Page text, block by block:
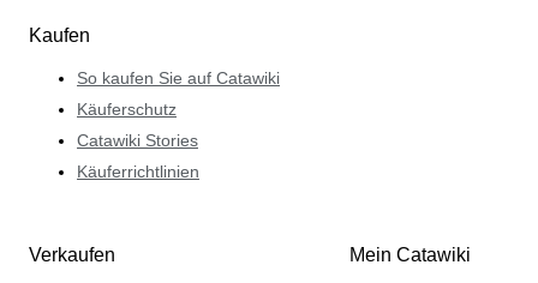
Kaufen
So kaufen Sie auf Catawiki
Käuferschutz
Catawiki Stories
Käuferrichtlinien
Verkaufen Mein Catawiki